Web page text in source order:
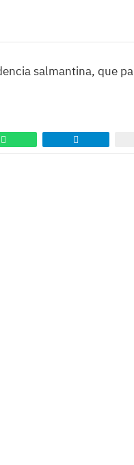
salmantina, que